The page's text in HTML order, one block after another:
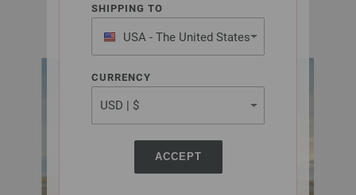
SHIPPING TO
USA - The United States
of America
CURRENCY
ACCEPT
Model 4